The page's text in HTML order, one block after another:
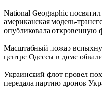
National Geographic
американская модель-
опубликовала откровенную
Масштабный пожар
центре Одессы в доме
Украинский флот провел
передала партию дронов